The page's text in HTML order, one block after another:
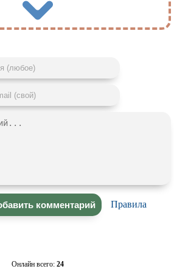
Правила
Онлайн всего: 24